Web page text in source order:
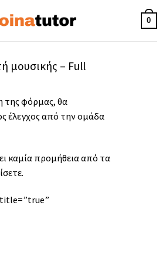
0
μουσικής – Full
φόρμας, θα
έλεγχος από την ομάδα
καμία προμήθεια από τα